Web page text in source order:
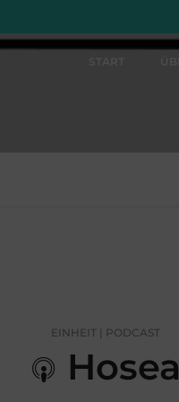
EINHEIT | PODCAST
Hosea